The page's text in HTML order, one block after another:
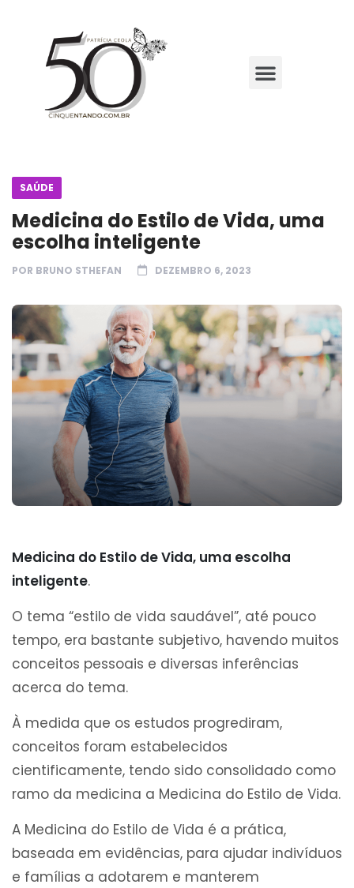
SAÚDE
Medicina do Estilo de Vida, uma
escolha inteligente
POR BRUNO STHEFAN DEZEMBRO 6, 2023
Medicina do Estilo de Vida, uma escolha
inteligente.
O tema “estilo de vida saudável”, até pouco
tempo, era bastante subjetivo, havendo muitos
conceitos pessoais e diversas inferências
acerca do tema.
À medida que os estudos progrediram,
conceitos foram estabelecidos
cientificamente, tendo sido consolidado como
ramo da medicina a Medicina do Estilo de Vida.
A Medicina do Estilo de Vida é a prática,
baseada em evidências, para ajudar indivíduos
e famílias a adotarem e manterem